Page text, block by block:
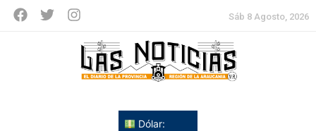
Sáb 8 Agosto, 2026
Dólar: